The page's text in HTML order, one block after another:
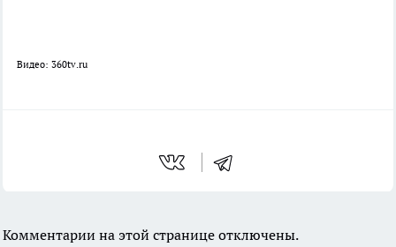
Видео: 360tv.ru
Комментарии на этой странице отключены.